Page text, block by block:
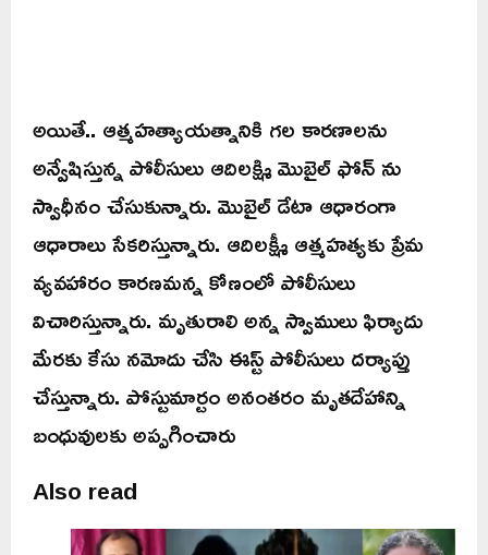
అయితే.. ఆత్మహత్యాయత్నానికి గల కారణాలను
అన్వేషిస్తున్న పోలీసులు ఆదిలక్ష్మి మొబైల్ ఫోన్ ను
స్వాధీనం చేసుకున్నారు. మొబైల్ డేటా ఆధారంగా
ఆధారాలు సేకరిస్తున్నారు. ఆదిలక్ష్మీ ఆత్మహత్యకు ప్రేమ
వ్యవహారం కారణమన్న కోణంలో పోలీసులు
విచారిస్తున్నారు. మృతురాలి అన్న స్వాములు ఫిర్యాదు
మేరకు కేసు నమోదు చేసి ఈస్ట్ పోలీసులు దర్యాప్తు
చేస్తున్నారు. పోస్టుమార్టం అనంతరం మృతదేహాన్ని
బంధువులకు అప్పగించారు
Also read